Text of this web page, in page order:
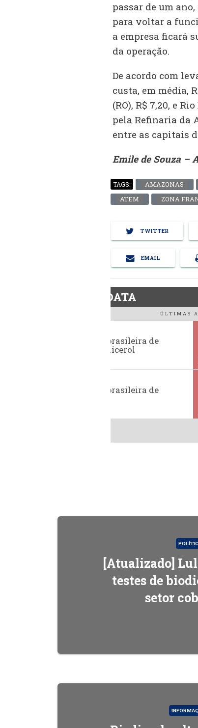
passar de um
para voltar a
a empresa ficará
da operação.
De acordo com
custa, em média,
(RO), R$ 7,20, e
pela Refinaria da
entre as capitais
Emile de Souza –
TAGS: AMAZONAS
ATEM
ZONA
TWITTER
EMAIL
BiodieselDATA
ÚLTIMAS
Exportação brasileira de
glicerina e glicerol
Exportação brasileira de
[Atualizado]
testes de
setor